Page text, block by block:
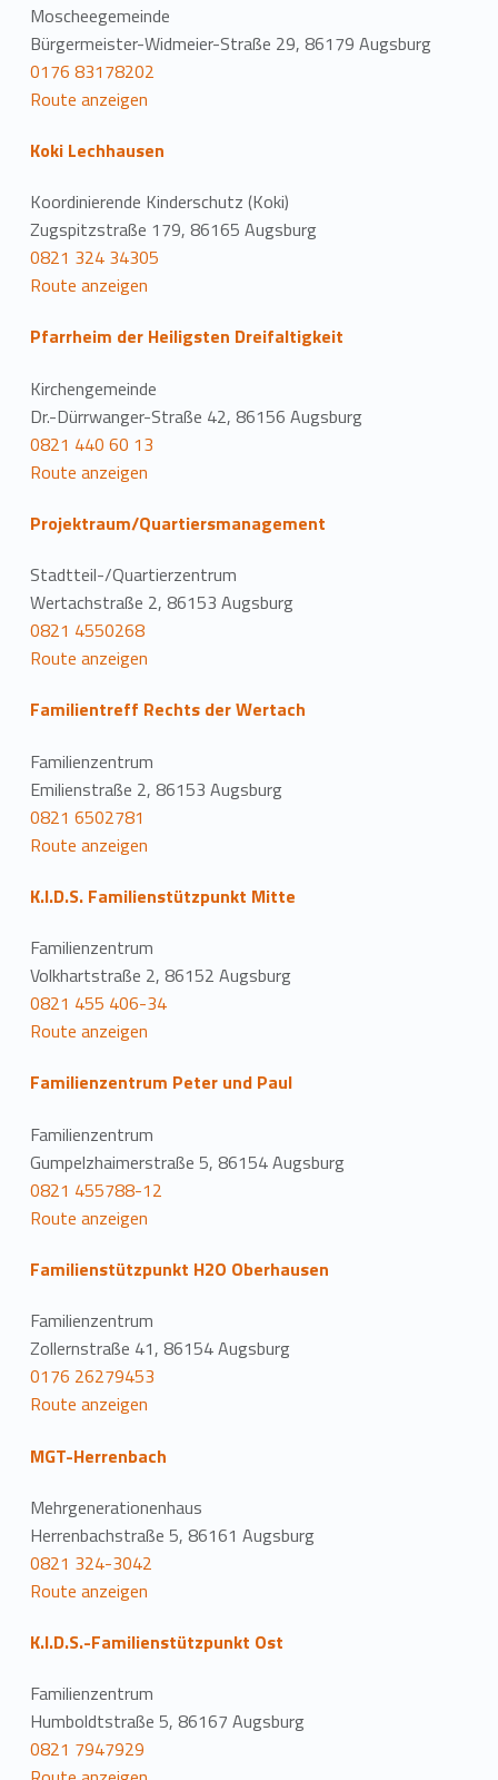
Moscheegemeinde
Bürgermeister-Widmeier-Straße 29, 86179 Augsburg
0176 83178202
Route anzeigen
Koki Lechhausen
Koordinierende Kinderschutz (Koki)
Zugspitzstraße 179, 86165 Augsburg
0821 324 34305
Route anzeigen
Pfarrheim der Heiligsten Dreifaltigkeit
Kirchengemeinde
Dr.-Dürrwanger-Straße 42, 86156 Augsburg
0821 440 60 13
Route anzeigen
Projektraum/Quartiersmanagement
Stadtteil-/Quartierzentrum
Wertachstraße 2, 86153 Augsburg
0821 4550268
Route anzeigen
Familientreff Rechts der Wertach
Familienzentrum
Emilienstraße 2, 86153 Augsburg
0821 6502781
Route anzeigen
K.I.D.S. Familienstützpunkt Mitte
Familienzentrum
Volkhartstraße 2, 86152 Augsburg
0821 455 406-34
Route anzeigen
Familienzentrum Peter und Paul
Familienzentrum
Gumpelzhaimerstraße 5, 86154 Augsburg
0821 455788-12
Route anzeigen
Familienstützpunkt H2O Oberhausen
Familienzentrum
Zollernstraße 41, 86154 Augsburg
0176 26279453
Route anzeigen
MGT-Herrenbach
Mehrgenerationenhaus
Herrenbachstraße 5, 86161 Augsburg
0821 324-3042
Route anzeigen
K.I.D.S.-Familienstützpunkt Ost
Familienzentrum
Humboldtstraße 5, 86167 Augsburg
0821 7947929